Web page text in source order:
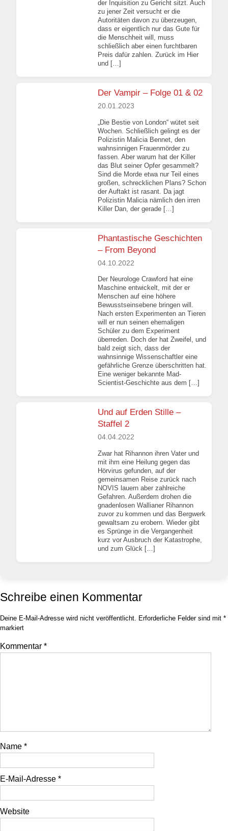
der Inquisition zu Gericht sitzt. Auch
zu jener Zeit versucht er die
Autoritäten davon zu überzeugen,
dass er eigentlich nur das Gute für
die Menschheit will, muss
schließlich aber einen furchtbaren
Preis dafür zahlen. Zurück im Hier
und […]
Der Vampir – Folge 01 & 02
20.01.2023
„Die Bestie von London“ wütet seit
Wochen. Schließlich gelingt es der
Polizistin Malicia Bennet, den
wahnsinnigen Frauenmörder zu
fassen. Aber warum hat der Killer
das Blut seiner Opfer gesammelt?
Sind die Morde etwa nur Teil eines
großen, schrecklichen Plans? Schon
der Auftakt ist rasant. Da jagt
Polizistin Malicia nämlich den irren
Killer Dan, der gerade […]
Phantastische Geschichten
– From Beyond
04.10.2022
Der Neurologe Crawford hat eine
Maschine entwickelt, mit der er
Menschen auf eine höhere
Bewusstseinsebene bringen will.
Nach ersten Experimenten an Tieren
will er nun seinen ehemaligen
Schüler zu dem Experiment
überreden. Doch der hat Zweifel, und
bald zeigt sich, dass der
wahnsinnige Wissenschaftler eine
gefährliche Grenze überschritten hat.
Eine weniger bekannte Mad-
Scientist-Geschichte aus dem […]
Und auf Erden Stille –
Staffel 2
04.04.2022
Zwar hat Rihannon ihren Vater und
mit ihm eine Heilung gegen das
Hörvirus gefunden, auf der
gemeinsamen Reise zurück nach
NOVIS lauern aber zahlreiche
Gefahren. Außerdem drohen die
gnadenlosen Wallianer Rihannon
zuvor zu kommen und das Bergwerk
gewaltsam zu erobern. Wieder gibt
es Sprünge in die Vergangenheit
kurz vor Ausbruch der Katastrophe,
und zum Glück […]
Schreibe einen Kommentar
Deine E-Mail-Adresse wird nicht veröffentlicht. Erforderliche Felder sind mit *
markiert
Kommentar *
Name *
E-Mail-Adresse *
Website